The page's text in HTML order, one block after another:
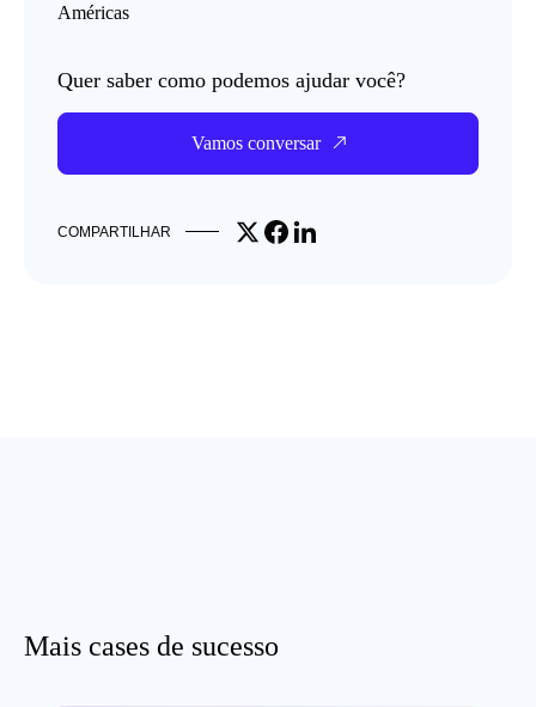
Américas
Quer saber como podemos ajudar você?
Vamos conversar
COMPARTILHAR Share on X
Share on Facebook
Share on LinkedIn
Mais cases de sucesso